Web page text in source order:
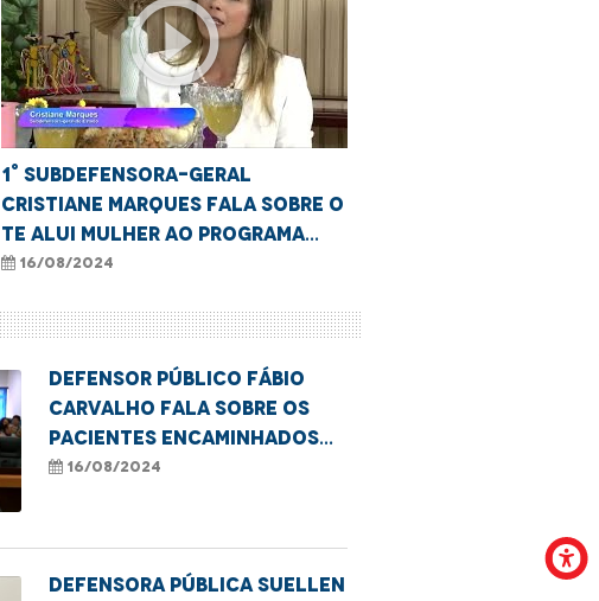
play_circle_outline
1° Subdefensora-geral
Cristiane Marques fala sobre o
Te Alui Mulher ao Programa
Café com Notícia.
16/08/2024
Defensor público Fábio
Carvalho fala sobre os
pacientes encaminhados
para fora de Imperatriz.
16/08/2024
Defensora pública Suellen